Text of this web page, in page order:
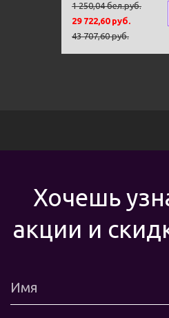
1 250,04 бел.руб.
29 722,60 руб.
43 707,60 руб.
Хочешь
акции и